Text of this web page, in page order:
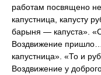
работам посвящено
капустница, капусту
барыня — капуста».
Воздвижение
капустница». «То и
Воздвижение у